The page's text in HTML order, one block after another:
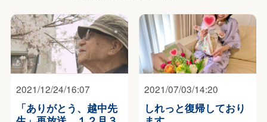
2021/12/24/16:07
「ありがとう、越中先
2021/07/03/14:20
しれっと復帰しており